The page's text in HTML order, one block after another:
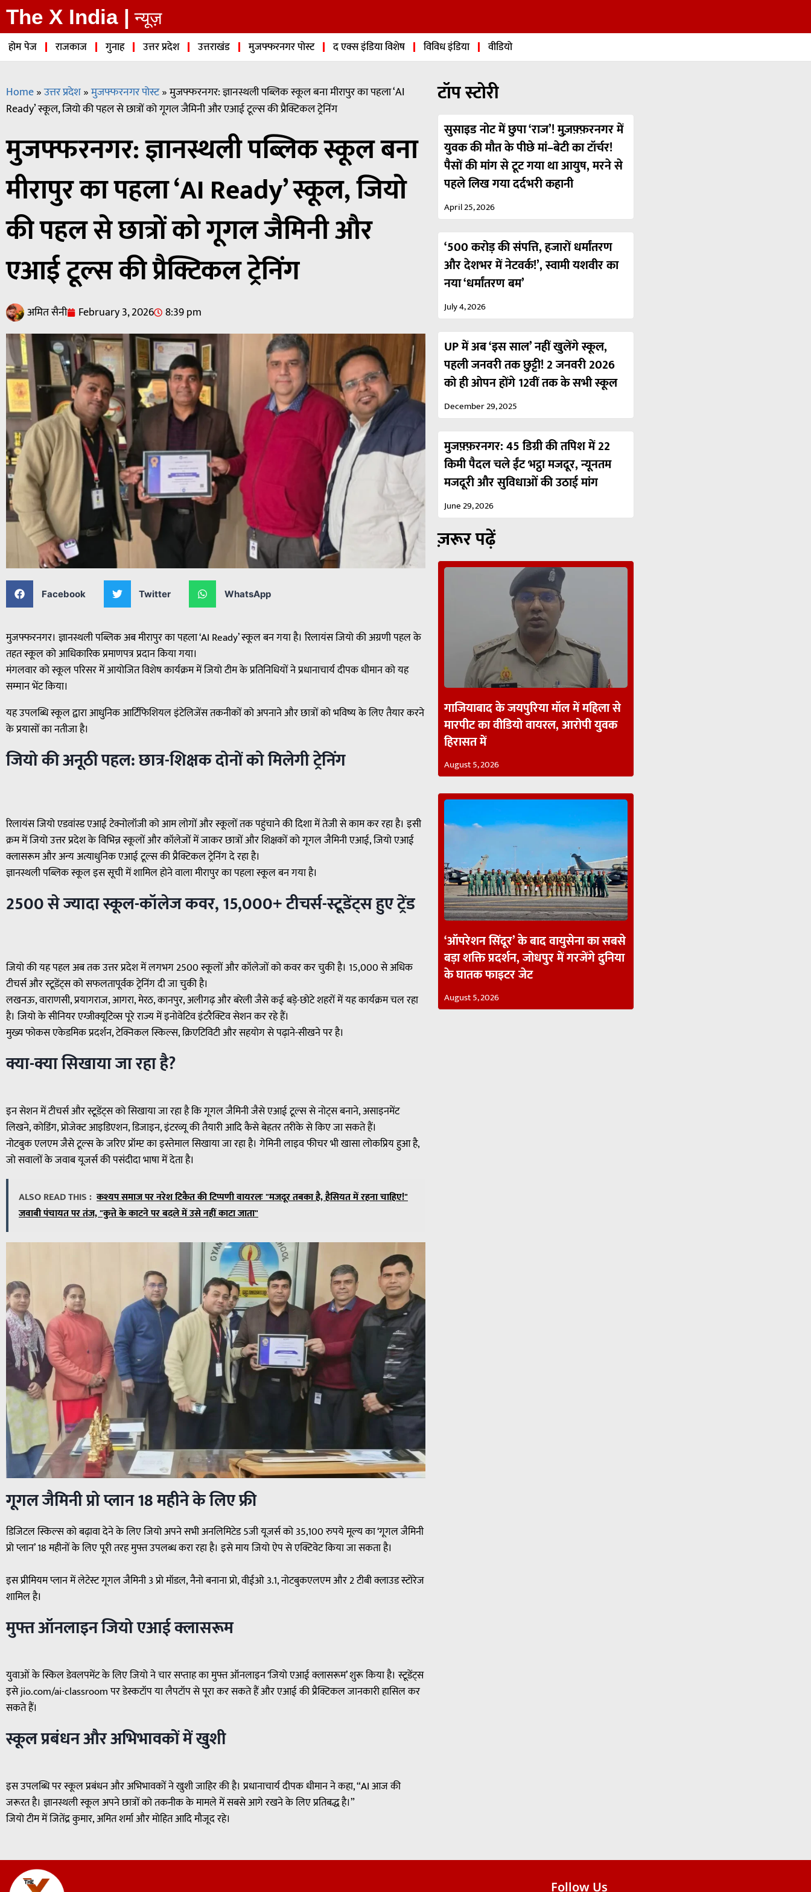
The X India | न्यूज़
होम पेज राजकाज गुनाह उत्तर प्रदेश उत्तराखंड मुजफ्फरनगर पोस्ट द एक्स इंडिया विशेष विविध इंडिया वीडियो
Home»उत्तर प्रदेश»मुजफ्फरनगर पोस्ट»मुजफ्फरनगर: ज्ञानस्थली पब्लिक स्कूल बना मीरापुर का पहला ‘AI
Ready’ स्कूल, जियो की पहल से छात्रों को गूगल जैमिनी और एआई टूल्स की प्रैक्टिकल ट्रेनिंग
मुजफ्फरनगर: ज्ञानस्थली पब्लिक स्कूल बना
मीरापुर का पहला ‘AI Ready’ स्कूल, जियो
की पहल से छात्रों को गूगल जैमिनी और
एआई टूल्स की प्रैक्टिकल ट्रेनिंग
अमित सैनी February 3, 2026 8:39 pm
Facebook Twitter WhatsApp
मुजफ्फरनगर। ज्ञानस्थली पब्लिक अब मीरापुर का पहला ‘AI Ready’ स्कूल बन गया है। रिलायंस जियो की अग्रणी पहल के
तहत स्कूल को आधिकारिक प्रमाणपत्र प्रदान किया गया।
मंगलवार को स्कूल परिसर में आयोजित विशेष कार्यक्रम में जियो टीम के प्रतिनिधियों ने प्रधानाचार्य दीपक धीमान को यह
सम्मान भेंट किया।
यह उपलब्धि स्कूल द्वारा आधुनिक आर्टिफिशियल इंटेलिजेंस तकनीकों को अपनाने और छात्रों को भविष्य के लिए तैयार करने
के प्रयासों का नतीजा है।
जियो की अनूठी पहल: छात्र-शिक्षक दोनों को मिलेगी ट्रेनिंग
रिलायंस जियो एडवांस्ड एआई टेक्नोलॉजी को आम लोगों और स्कूलों तक पहुंचाने की दिशा में तेजी से काम कर रहा है। इसी
क्रम में जियो उत्तर प्रदेश के विभिन्न स्कूलों और कॉलेजों में जाकर छात्रों और शिक्षकों को गूगल जैमिनी एआई, जियो एआई
क्लासरूम और अन्य अत्याधुनिक एआई टूल्स की प्रैक्टिकल ट्रेनिंग दे रहा है।
ज्ञानस्थली पब्लिक स्कूल इस सूची में शामिल होने वाला मीरापुर का पहला स्कूल बन गया है।
2500 से ज्यादा स्कूल-कॉलेज कवर, 15,000+ टीचर्स-स्टूडेंट्स हुए ट्रेंड
जियो की यह पहल अब तक उत्तर प्रदेश में लगभग 2500 स्कूलों और कॉलेजों को कवर कर चुकी है। 15,000 से अधिक
टीचर्स और स्टूडेंट्स को सफलतापूर्वक ट्रेनिंग दी जा चुकी है।
लखनऊ, वाराणसी, प्रयागराज, आगरा, मेरठ, कानपुर, अलीगढ़ और बरेली जैसे कई बड़े-छोटे शहरों में यह कार्यक्रम चल रहा
है। जियो के सीनियर एग्जीक्यूटिव्स पूरे राज्य में इनोवेटिव इंटरैक्टिव सेशन कर रहे हैं।
मुख्य फोकस एकेडमिक प्रदर्शन, टेक्निकल स्किल्स, क्रिएटिविटी और सहयोग से पढ़ाने-सीखने पर है।
क्या-क्या सिखाया जा रहा है?
इन सेशन में टीचर्स और स्टूडेंट्स को सिखाया जा रहा है कि गूगल जैमिनी जैसे एआई टूल्स से नोट्स बनाने, असाइनमेंट
लिखने, कोडिंग, प्रोजेक्ट आइडिएशन, डिजाइन, इंटरव्यू की तैयारी आदि कैसे बेहतर तरीके से किए जा सकते हैं।
नोटबुक एलएम जैसे टूल्स के जरिए प्रॉम्प्ट का इस्तेमाल सिखाया जा रहा है। गेमिनी लाइव फीचर भी खासा लोकप्रिय हुआ है,
जो सवालों के जवाब यूजर्स की पसंदीदा भाषा में देता है।
ALSO READ THIS : कश्यप समाज पर नरेश टिकैत की टिप्पणी वायरलः "मजदूर तबका है, हैसियत में रहना चाहिए!"
जवाबी पंचायत पर तंज, "कुत्ते के काटने पर बदले में उसे नहीं काटा जाता"
गूगल जैमिनी प्रो प्लान 18 महीने के लिए फ्री
डिजिटल स्किल्स को बढ़ावा देने के लिए जियो अपने सभी अनलिमिटेड 5जी यूजर्स को 35,100 रुपये मूल्य का ‘गूगल जैमिनी
प्रो प्लान’ 18 महीनों के लिए पूरी तरह मुफ्त उपलब्ध करा रहा है। इसे माय जियो ऐप से एक्टिवेट किया जा सकता है।
इस प्रीमियम प्लान में लेटेस्ट गूगल जैमिनी 3 प्रो मॉडल, नैनो बनाना प्रो, वीईओ 3.1, नोटबुकएलएम और 2 टीबी क्लाउड स्टोरेज
शामिल है।
मुफ्त ऑनलाइन जियो एआई क्लासरूम
युवाओं के स्किल डेवलपमेंट के लिए जियो ने चार सप्ताह का मुफ्त ऑनलाइन ‘जियो एआई क्लासरूम’ शुरू किया है। स्टूडेंट्स
इसे jio.com/ai-classroom पर डेस्कटॉप या लैपटॉप से पूरा कर सकते हैं और एआई की प्रैक्टिकल जानकारी हासिल कर
सकते हैं।
स्कूल प्रबंधन और अभिभावकों में खुशी
इस उपलब्धि पर स्कूल प्रबंधन और अभिभावकों ने खुशी जाहिर की है। प्रधानाचार्य दीपक धीमान ने कहा, “AI आज की
जरूरत है। ज्ञानस्थली स्कूल अपने छात्रों को तकनीक के मामले में सबसे आगे रखने के लिए प्रतिबद्ध है।”
जियो टीम में जितेंद्र कुमार, अमित शर्मा और मोहित आदि मौजूद रहे।
टॉप स्टोरी
सुसाइड नोट में छुपा ‘राज’! मुज़फ़्फ़रनगर में
युवक की मौत के पीछे मां–बेटी का टॉर्चर!
पैसों की मांग से टूट गया था आयुष, मरने से
पहले लिख गया दर्दभरी कहानी
April 25, 2026
‘500 करोड़ की संपत्ति, हजारों धर्मांतरण
और देशभर में नेटवर्क!’, स्वामी यशवीर का
नया ‘धर्मांतरण बम’
July 4, 2026
UP में अब ‘इस साल’ नहीं खुलेंगे स्कूल,
पहली जनवरी तक छुट्टी! 2 जनवरी 2026
को ही ओपन होंगे 12वीं तक के सभी स्कूल
December 29, 2025
मुजफ़्फ़रनगर: 45 डिग्री की तपिश में 22
किमी पैदल चले ईंट भट्ठा मजदूर, न्यूनतम
मजदूरी और सुविधाओं की उठाई मांग
June 29, 2026
ज़रूर पढ़ें
गाजियाबाद के जयपुरिया मॉल में महिला से
मारपीट का वीडियो वायरल, आरोपी युवक
हिरासत में
August 5, 2026
‘ऑपरेशन सिंदूर’ के बाद वायुसेना का सबसे
बड़ा शक्ति प्रदर्शन, जोधपुर में गरजेंगे दुनिया
के घातक फाइटर जेट
August 5, 2026
Follow Us